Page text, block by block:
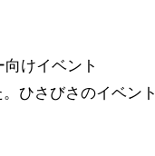
けイベント
ひさびさのイベント